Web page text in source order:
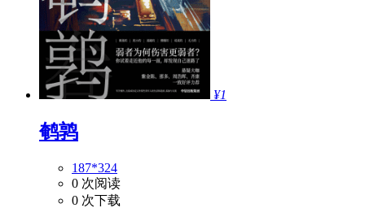
¥1
鹌鹑
187*324
0 次阅读
0 次下载